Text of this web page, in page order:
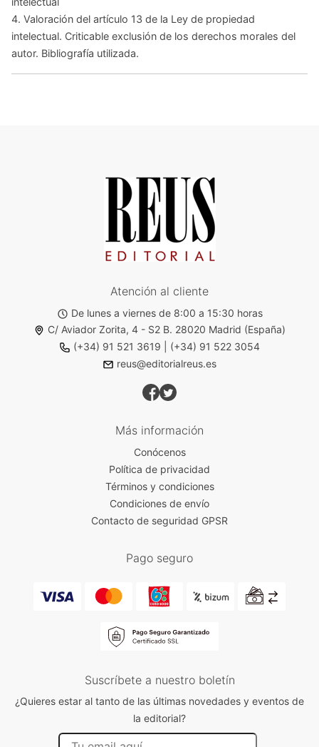
4. Valoración del artículo 13 de la Ley de propiedad
intelectual. Criticable exclusión de los derechos morales del
autor. Bibliografía utilizada.
Atención al cliente
De lunes a viernes de 8:00 a 15:30 horas
C/ Aviador Zorita, 4 - S2 B. 28020 Madrid (España)
(+34) 91 521 3619
(+34) 91 522 3054
reus@editorialreus.es
Más información
Conócenos
Política de privacidad
Términos y condiciones
Condiciones de envío
Contacto de seguridad GPSR
Pago seguro
Suscríbete a nuestro boletín
¿Quieres estar al tanto de las últimas novedades y eventos de
la editorial?